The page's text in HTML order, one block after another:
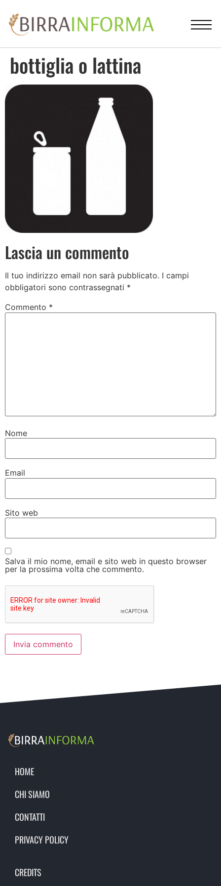
bottiglia o lattina
Lascia un commento
Il tuo indirizzo email non sarà pubblicato. I campi
obbligatori sono contrassegnati *
Commento *
Nome
Email
Sito web
Salva il mio nome, email e sito web in questo browser
per la prossima volta che commento.
HOME
CHI SIAMO
CONTATTI
PRIVACY POLICY
CREDITS